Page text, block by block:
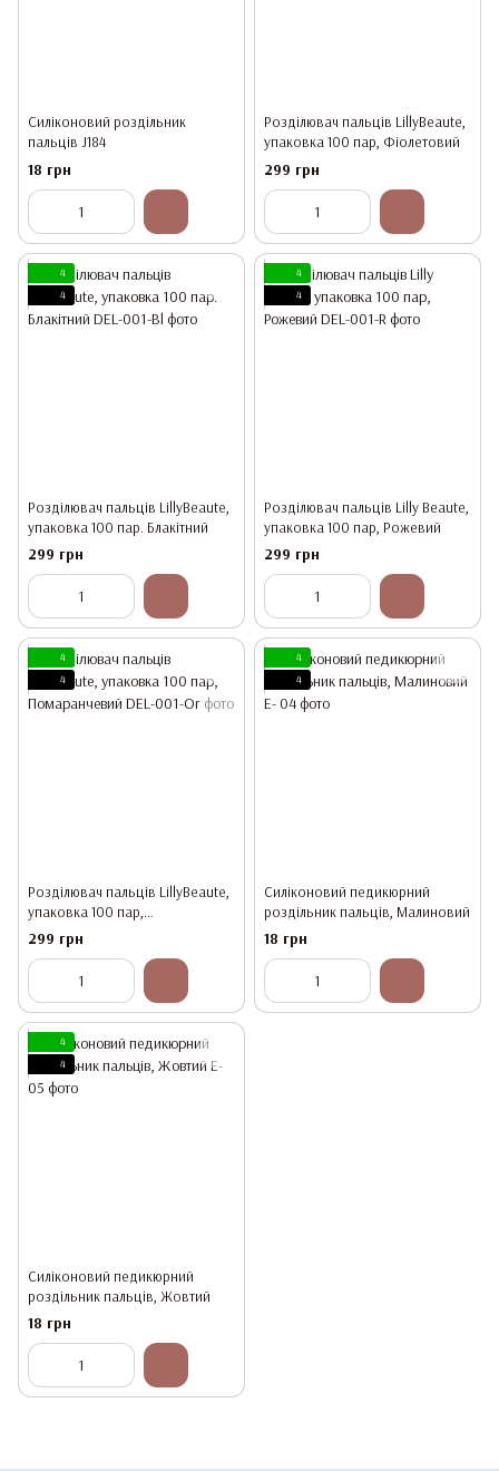
Силіконовий роздільник
пальців J184
18 грн
Розділювач пальців LillyBeaute,
упаковка 100 пар, Фіолетовий
299 грн
4
4
Розділювач пальців LillyBeaute,
упаковка 100 пар. Блакітний
299 грн
4
4
Розділювач пальців Lilly Beaute,
упаковка 100 пар, Рожевий
299 грн
4
4
Розділювач пальців LillyBeaute,
упаковка 100 пар,
Помаранчевий
299 грн
4
4
Силіконовий педикюрний
роздільник пальців, Малиновий
18 грн
4
4
Силіконовий педикюрний
роздільник пальців, Жовтий
18 грн